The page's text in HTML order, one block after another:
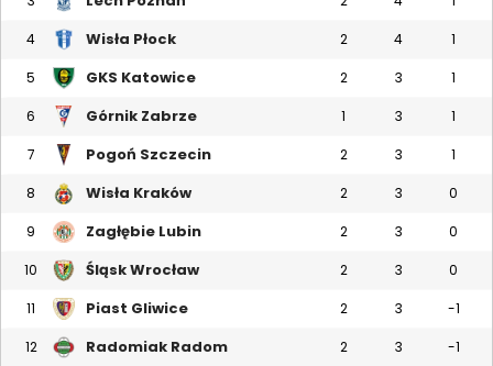
4 Wisła Płock 2 4 1
5 GKS Katowice 2 3 1
6 Górnik Zabrze 1 3 1
7 Pogoń Szczecin 2 3 1
8 Wisła Kraków 2 3 0
9 Zagłębie Lubin 2 3 0
10 Śląsk Wrocław 2 3 0
11 Piast Gliwice 2 3 -1
12 Radomiak Radom 2 3 -1